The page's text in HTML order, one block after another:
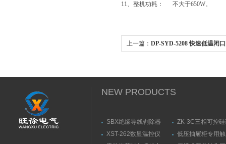
11、整机功耗： 不大于650W。
上一篇： DP-SYD-5208 快速低温闭
NEW PRODUCTS
SBX绝缘导线剥除器
ZK-3C三相可控
触发器
XST-262数显温控仪
低压抽屉柜专用
力测量仪套装